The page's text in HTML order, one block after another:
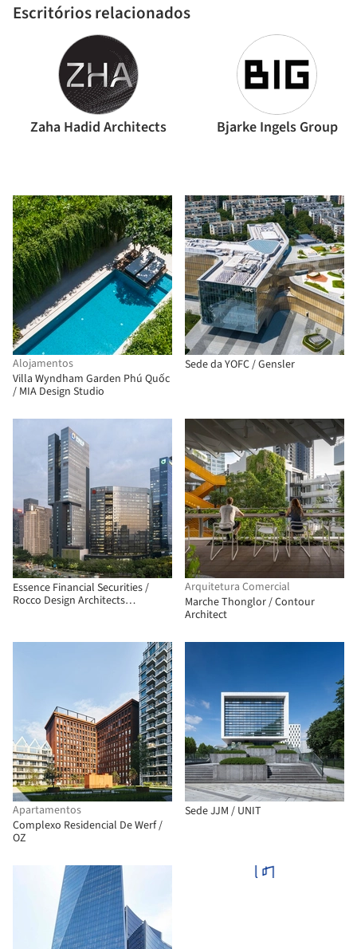
Escritórios relacionados
Zaha Hadid Architects Bjarke Ingels Group
Alojamentos
Villa Wyndham Garden Phú Quốc
/ MIA Design Studio
Sede da YOFC / Gensler
Essence Financial Securities /
Rocco Design Architects
Arquitetura Comercial
Marche Thonglor / Contour
Architect
Apartamentos
Complexo Residencial De Werf /
OZ
Sede JJM / UNIT